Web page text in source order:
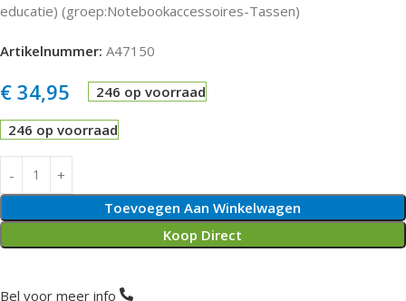
educatie) (groep:Notebookaccessoires-Tassen)
Artikelnummer: A47150
€ 34,95 246 op voorraad
246 op voorraad
Toevoegen Aan Winkelwagen
Koop Direct
Bel voor meer info